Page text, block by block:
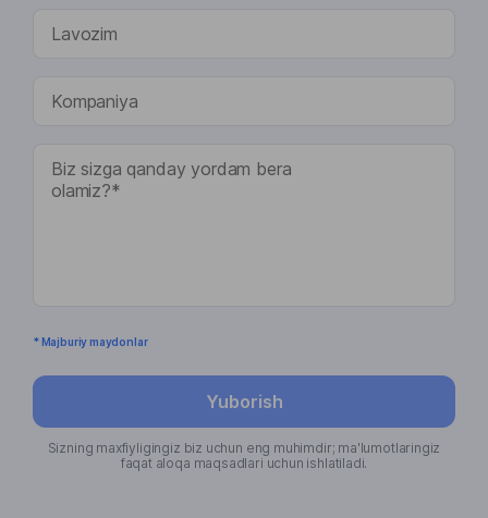
* Majburiy maydonlar
Yuborish
Sizning maxfiyligingiz biz uchun eng muhimdir; ma'lumotlaringiz
faqat aloqa maqsadlari uchun ishlatiladi.